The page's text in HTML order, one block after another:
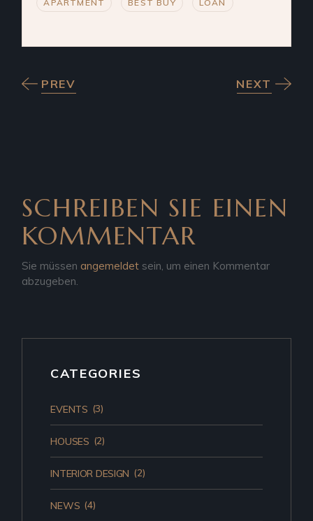
APARTMENT BEST BUY LOAN
PREV NEXT
SCHREIBEN SIE EINEN
KOMMENTAR
Sie müssen angemeldet sein, um einen Kommentar
abzugeben.
CATEGORIES
EVENTS (3)
HOUSES (2)
INTERIOR DESIGN (2)
NEWS (4)